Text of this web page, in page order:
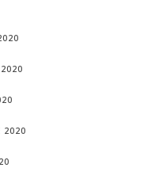
2020